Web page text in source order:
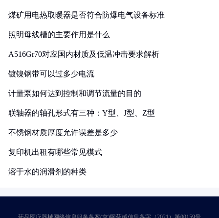
煤矿用电热取暖器是否符合防爆电气设备标准
照明母线槽的主要作用是什么
A516Gr70对应国内材质及低温冲击要求解析
镀镍钢带可以过多少电流
计量泵如何达到控制和调节流量的目的
联轴器的轴孔形式有三种：Y型、J型、Z型
不锈钢材质厚度允许误差是多少
复印机出租有哪些常见模式
溶于水的润滑剂的种类